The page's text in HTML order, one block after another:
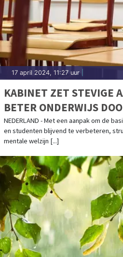
17 april 2024, 11:27 uur
KABINET ZET STEVIGE
BETER ONDERWIJS
NEDERLAND - Met een aanpak om de
en studenten blijvend te verbeteren,
mentale welzijn [...]